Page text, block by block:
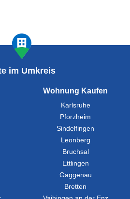
im Umkreis
Wohnung Kaufen
Karlsruhe
Pforzheim
Sindelfingen
Leonberg
Bruchsal
Ettlingen
Gaggenau
Bretten